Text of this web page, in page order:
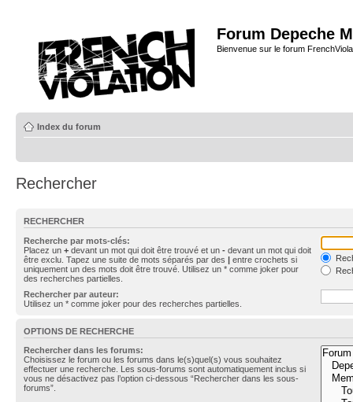
Forum Depeche
Bienvenue sur le forum
Index du forum
Rechercher
RECHERCHER
Recherche par mots-clés:
Placez un + devant un mot qui doit être trouvé et un - devant un mot qui doit
être exclu. Tapez une suite de mots séparés par des | entre crochets si
uniquement un des mots doit être trouvé. Utilisez un * comme joker pour
des recherches partielles.
Rechercher par auteur:
Utilisez un * comme joker pour des recherches partielles.
OPTIONS DE RECHERCHE
Rechercher dans les forums:
Choisissez le forum ou les forums dans le(s)quel(s) vous souhaitez
effectuer une recherche. Les sous-forums sont automatiquement inclus si
vous ne désactivez pas l’option ci-dessous “Rechercher dans les sous-
forums”.